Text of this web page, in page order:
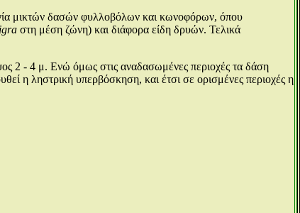
μικτών δασών φυλλοβόλων και κωνοφόρων, όπου
στη μέση ζώνη) και διάφορα είδη δρυών. Τελικά
2 - 4 μ. Ενώ όμως στις αναδασωμένες περιοχές τα δάση
η ληστρική υπερβόσκηση, και έτσι σε ορισμένες περιοχές η